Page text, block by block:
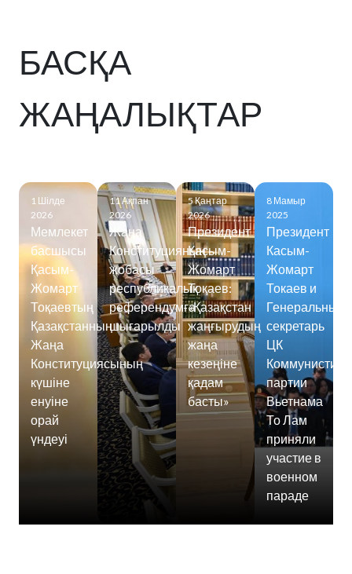
БАСҚА
ЖАҢАЛЫҚТАР
1 Шілде
2026
Мемлекет
басшысы
Қасым-
Жомарт
Тоқаевтың
Қазақстанның
Жаңа
Конституциясының
күшіне
енуіне
орай
үндеуі
11 Ақпан
2026
Жаңа
Конституцияның
жобасы
республикалық
референдумға
шығарылды
5 Қаңтар
2026
Президент
Қасым-
Жомарт
Тоқаев:
«Қазақстан
жаңғырудың
жаңа
кезеңіне
қадам
басты»
8 Мамыр
2025
Президент
Касым-
Жомарт
Токаев и
Генеральный
секретарь
ЦК
партии
Вьетнама
То Лам
приняли
участие в
военном
параде